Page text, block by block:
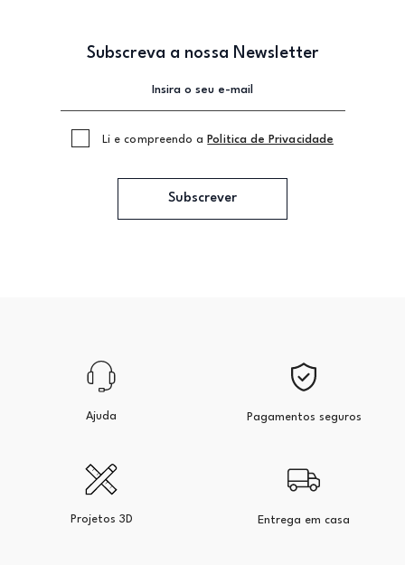
Subscreva a nossa Newsletter
Li e compreendo a Politica de Privacidade
Subscrever
Ajuda Pagamentos seguros
Projetos 3D Entrega em casa